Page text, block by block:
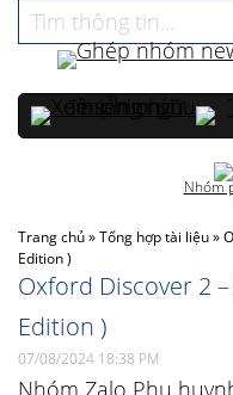
Trang chủ»Tổng hợp tài liệu»
Edition )
Oxford Discover 2
Edition )
07/08/2024 18:38 PM
Nhóm Zalo Phụ
Nhóm